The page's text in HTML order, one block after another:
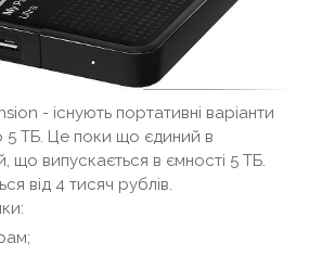
- існують портативні варіанти
5 ТБ. Це поки що єдиний в
що випускається в ємності 5 ТБ.
від 4 тисяч рублів.